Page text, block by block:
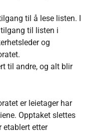
til å lese listen. I
til listen i
og
til andre, og alt blir
er leietager har
Opptaket slettes
etablert etter